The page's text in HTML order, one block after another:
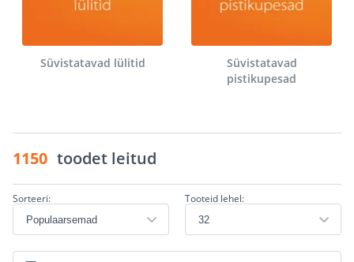
Süvistatavad lülitid
Süvistatavad
pistikupesad
1150 toodet leitud
Sorteeri: Tooteid lehel: